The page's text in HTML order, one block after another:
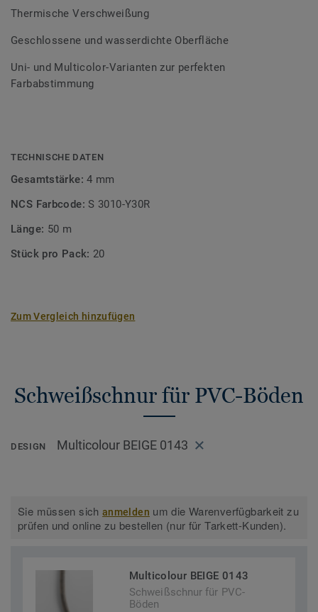
von Kontrastfarben lassen sich auch besondere
Thermische Verschweißung
Geschlossene und wasserdichte Oberfläche
Uni- und Multicolor-Varianten zur perfekten
Farbabstimmung
TECHNISCHE DATEN
Gesamtstärke:4 mm
NCS Farbcode:S 3010-Y30R
Länge: 50 m
Stück pro Pack: 20
Zum Vergleich hinzufügen
Schweißschnur für PVC-Böden
DESIGN Multicolour BEIGE 0143
Sie müssen sichanmelden um die Warenverfügbarkeit zu
prüfen und online zu bestellen (nur für Tarkett-Kunden).
Multicolour BEIGE 0143
Schweißschnur für PVC-
Böden